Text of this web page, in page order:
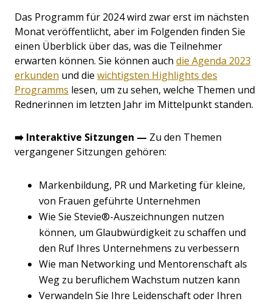
Das Programm für 2024 wird zwar erst im nächsten
Monat veröffentlicht, aber im Folgenden finden Sie
einen Überblick über das, was die Teilnehmer
erwarten können. Sie können auch die Agenda 2023
erkunden und die wichtigsten Highlights des
Programms lesen, um zu sehen, welche Themen und
Rednerinnen im letzten Jahr im Mittelpunkt standen.
➡️ Interaktive Sitzungen — Zu den Themen
vergangener Sitzungen gehören:
Markenbildung, PR und Marketing für kleine,
von Frauen geführte Unternehmen
Wie Sie Stevie®-Auszeichnungen nutzen
können, um Glaubwürdigkeit zu schaffen und
den Ruf Ihres Unternehmens zu verbessern
Wie man Networking und Mentorenschaft als
Weg zu beruflichem Wachstum nutzen kann
Verwandeln Sie Ihre Leidenschaft oder Ihren